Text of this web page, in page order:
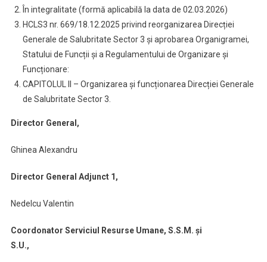
În integralitate (formă aplicabilă la data de 02.03.2026)
HCLS3 nr. 669/18.12.2025 privind reorganizarea Direcției
Generale de Salubritate Sector 3 și aprobarea Organigramei,
Statului de Funcții și a Regulamentului de Organizare și
Funcționare:
CAPITOLUL II – Organizarea și funcționarea Direcției Generale
de Salubritate Sector 3.
Director General,
Ghinea Alexandru
Director General Adjunct 1,
Nedelcu Valentin
Coordonator Serviciul Resurse Umane, S.S.M. și
S.U.,